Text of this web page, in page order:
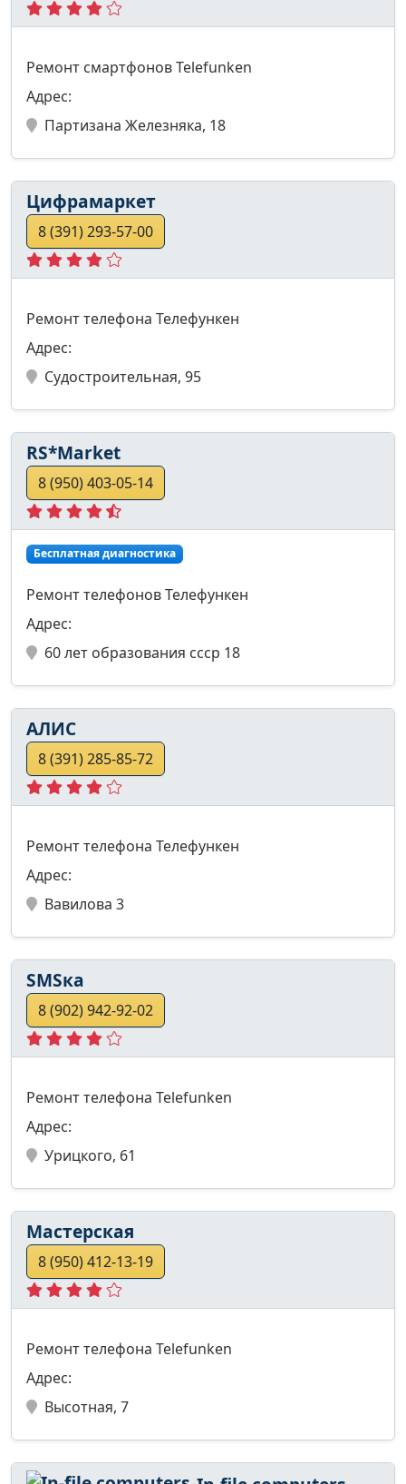
Ремонт смартфонов Telefunken
Адрес:
Партизана Железняка, 18
Цифрамаркет
8 (391) 293-57-00
Ремонт телефона Телефункен
Адрес:
Судостроительная, 95
RS*Market
8 (950) 403-05-14
Бесплатная диагностика
Ремонт телефонов Телефункен
Адрес:
60 лет образования ссср 18
АЛИС
8 (391) 285-85-72
Ремонт телефона Телефункен
Адрес:
Вавилова 3
SMSка
8 (902) 942-92-02
Ремонт телефона Telefunken
Адрес:
Урицкого, 61
Мастерская
8 (950) 412-13-19
Ремонт телефона Telefunken
Адрес:
Высотная, 7